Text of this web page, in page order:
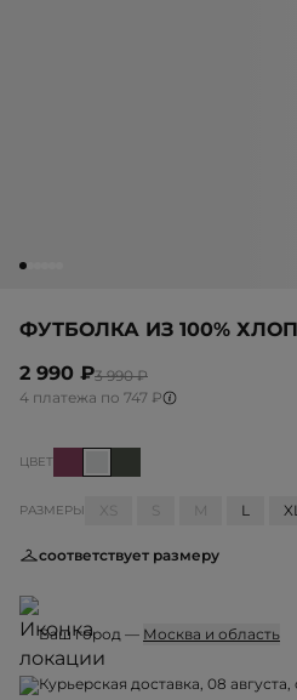
ФУТБОЛКА ИЗ 100%
2 990 ₽3 990 ₽
4 платежа по 747 ₽
ЦВЕТ
РАЗМЕРЫ XS M L
соответствует размеру
Ваш город — Москва и область
Курьерская доставка, 08